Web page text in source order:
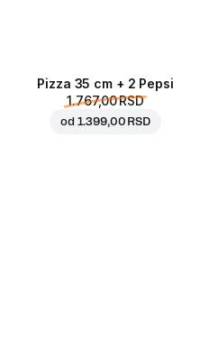
Pizza 35 cm + 2 Pepsi
1.767,00 RSD
od 1.399,00 RSD